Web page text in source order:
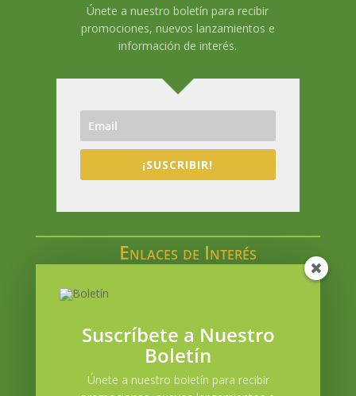
Únete a nuestro boletín para recibir
promociones, nuevos lanzamientos e
información de interés.
¡SUSCRIBIR!
Enlaces de Interés
Acceso a Mi cuenta
Contacto
Política de envíos
Términos y condiciones
Suscríbete a Nuestro
Boletín
Únete a nuestro boletín para recibir